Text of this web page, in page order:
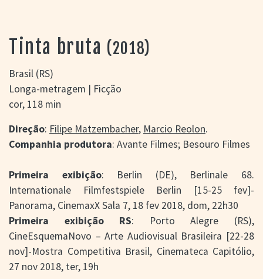
PORTAL DO
CINEMA GAÚCHO
> BUSCA AVANÇADA
> LISTA DE FILMES
> FILMOGRAFIAS DE
> DISCOGRAFIAS
> BIBLIOGRAFIAS
LOCALIZAÇÃO
Tinta bruta (2018)
Brasil (RS)
Longa-metragem | Ficção
cor, 118 min
Direção: Filipe Matzembacher, Marcio Reolon.
Companhia produtora: Avante Filmes; Besouro Filmes
Primeira exibição: Berlin (DE), Berlinale 68.
Internationale Filmfestspiele Berlin [15-25 fev]-
Panorama, CinemaxX Sala 7, 18 fev 2018, dom, 22h30
Primeira exibição RS: Porto Alegre (RS),
CineEsquemaNovo – Arte Audiovisual Brasileira [22-28
nov]-Mostra Competitiva Brasil, Cinemateca Capitólio,
27 nov 2018, ter, 19h